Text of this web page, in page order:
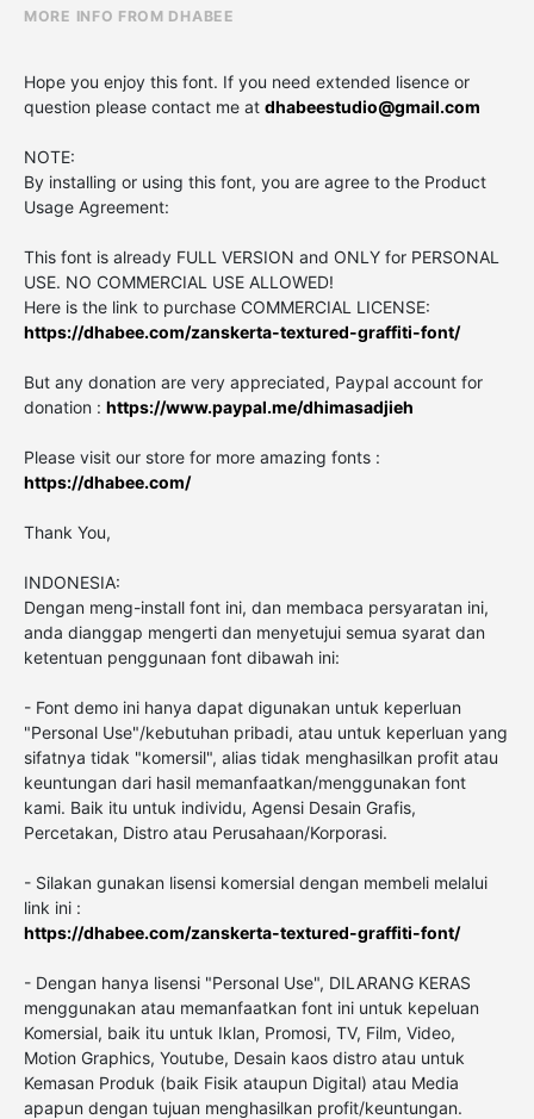
MORE INFO FROM DHABEE
Hope you enjoy this font. If you need extended lisence or
question please contact me at dhabeestudio@gmail.com
NOTE:
By installing or using this font, you are agree to the Product
Usage Agreement:
This font is already FULL VERSION and ONLY for PERSONAL
USE. NO COMMERCIAL USE ALLOWED!
Here is the link to purchase COMMERCIAL LICENSE:
https://dhabee.com/zanskerta-textured-graffiti-font/
But any donation are very appreciated, Paypal account for
donation : https://www.paypal.me/dhimasadjieh
Please visit our store for more amazing fonts :
https://dhabee.com/
Thank You,
INDONESIA:
Dengan meng-install font ini, dan membaca persyaratan ini,
anda dianggap mengerti dan menyetujui semua syarat dan
ketentuan penggunaan font dibawah ini:
- Font demo ini hanya dapat digunakan untuk keperluan
"Personal Use"/kebutuhan pribadi, atau untuk keperluan yang
sifatnya tidak "komersil", alias tidak menghasilkan profit atau
keuntungan dari hasil memanfaatkan/menggunakan font
kami. Baik itu untuk individu, Agensi Desain Grafis,
Percetakan, Distro atau Perusahaan/Korporasi.
- Silakan gunakan lisensi komersial dengan membeli melalui
link ini :
https://dhabee.com/zanskerta-textured-graffiti-font/
- Dengan hanya lisensi "Personal Use", DILARANG KERAS
menggunakan atau memanfaatkan font ini untuk kepeluan
Komersial, baik itu untuk Iklan, Promosi, TV, Film, Video,
Motion Graphics, Youtube, Desain kaos distro atau untuk
Kemasan Produk (baik Fisik ataupun Digital) atau Media
apapun dengan tujuan menghasilkan profit/keuntungan.